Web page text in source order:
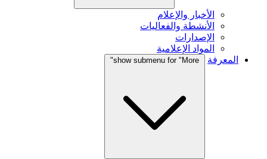
الأخبار والإعلام
الأنشطة والفعاليات
الإصدارات
المواد الإعلامية
المعرفة
show submenu for "More"